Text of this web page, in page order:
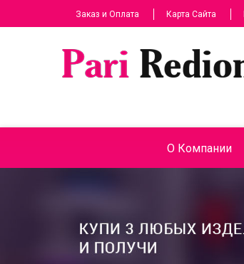
Заказ и Оплата Карта Сайта
О Компании